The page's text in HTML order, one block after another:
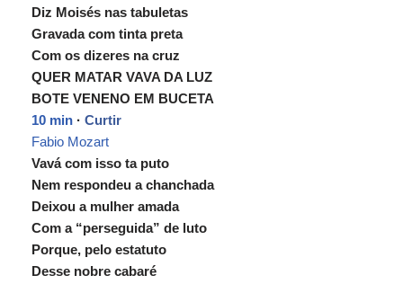
Diz Moisés nas tabuletas
Gravada com tinta preta
Com os dizeres na cruz
QUER MATAR VAVA DA LUZ
BOTE VENENO EM BUCETA
10 min · Curtir
Fabio Mozart
Vavá com isso ta puto
Nem respondeu a chanchada
Deixou a mulher amada
Com a “perseguida” de luto
Porque, pelo estatuto
Desse nobre cabaré